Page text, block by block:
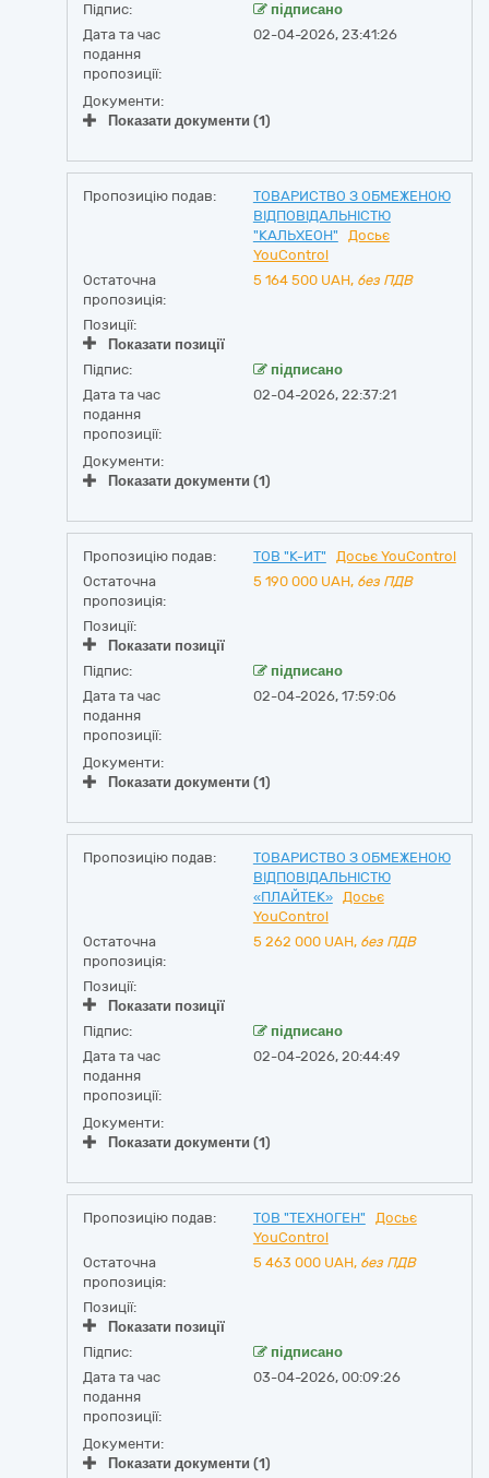
Підпис:
підписано
Дата та час
подання
пропозиції:
02-04-2026, 23:41:26
Документи:
Показати документи (1)
Пропозицію подав:
ТОВАРИСТВО З ОБМЕЖЕНОЮ
ВІДПОВІДАЛЬНІСТЮ
"КАЛЬХЕОН"
Досьє
YouControl
Остаточна
пропозиція:
5 164 500 UAH, без ПДВ
Позиції:
Показати позиції
Підпис:
підписано
Дата та час
подання
пропозиції:
02-04-2026, 22:37:21
Документи:
Показати документи (1)
Пропозицію подав: ТОВ "К-ИТ"
Досьє YouControl
Остаточна
пропозиція:
5 190 000 UAH, без ПДВ
Позиції:
Показати позиції
Підпис:
підписано
Дата та час
подання
пропозиції:
02-04-2026, 17:59:06
Документи:
Показати документи (1)
Пропозицію подав:
ТОВАРИСТВО З ОБМЕЖЕНОЮ
ВІДПОВІДАЛЬНІСТЮ
«ПЛАЙТЕК»
Досьє
YouControl
Остаточна
пропозиція:
5 262 000 UAH, без ПДВ
Позиції:
Показати позиції
Підпис:
підписано
Дата та час
подання
пропозиції:
02-04-2026, 20:44:49
Документи:
Показати документи (1)
Пропозицію подав: ТОВ "ТЕХНОГЕН"
Досьє
YouControl
Остаточна
пропозиція:
5 463 000 UAH, без ПДВ
Позиції:
Показати позиції
Підпис:
підписано
Дата та час
подання
пропозиції:
03-04-2026, 00:09:26
Документи:
Показати документи (1)